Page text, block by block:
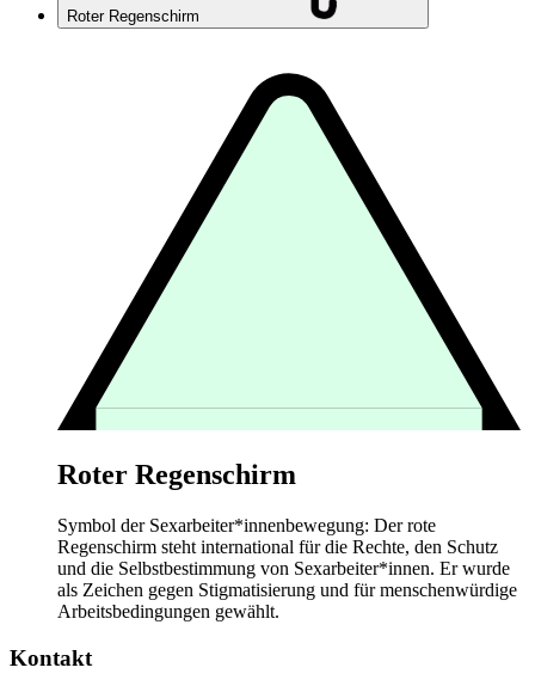
Roter Regenschirm
Roter Regenschirm
Symbol der Sexarbeiter*innenbewegung: Der rote
Regenschirm steht international für die Rechte, den Schutz
und die Selbstbestimmung von Sexarbeiter*innen. Er wurde
als Zeichen gegen Stigmatisierung und für menschenwürdige
Arbeitsbedingungen gewählt.
Kontakt